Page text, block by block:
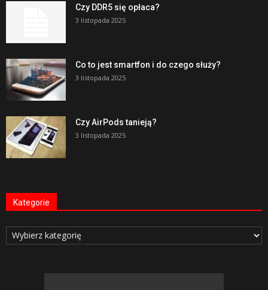
Czy DDR5 się opłaca?
3 listopada 2025
Co to jest smartfon i do czego służy?
3 listopada 2025
Czy AirPods tanieją?
3 listopada 2025
Kategorie
Kategorie